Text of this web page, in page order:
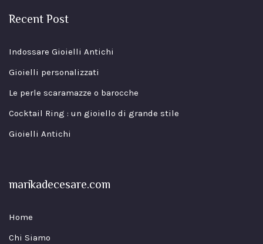
Recent Post
Indossare Gioielli Antichi
Gioielli personalizzati
Le perle scaramazze o barocche
Cocktail Ring : un gioiello di grande stile
Gioielli Antichi
marikadecesare.com
Home
Chi Siamo